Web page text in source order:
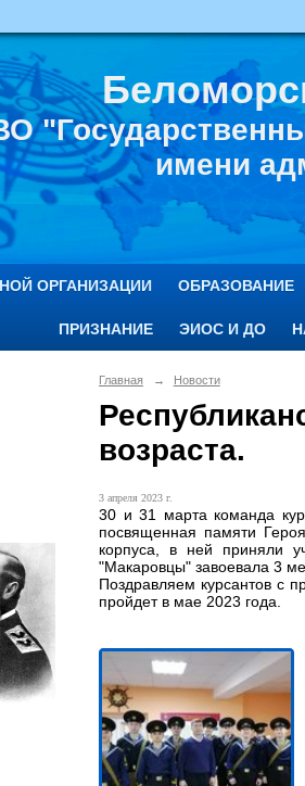
имени
ОРГАНИЗАЦИИ ОБРАЗОВАНИЕ
ПРИЗНАНИЕ ЭИОС И ДО
Главная → Новости
возраста.
3 апреля 2023 г.
30 и 31 марта команда
посвященная памяти
корпуса, в ней приняли
"Макаровцы" завоевала 3
Поздравляем курсантов с
пройдет в мае 2023 года.